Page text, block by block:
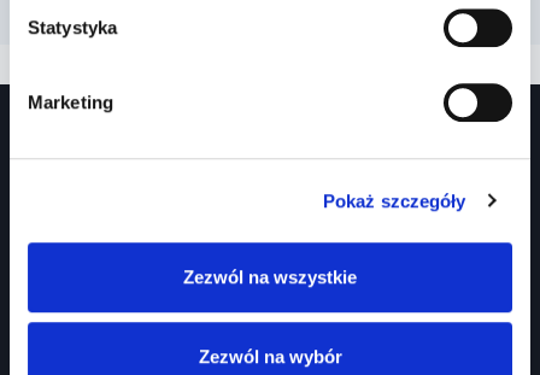
Statystyka
Marketing
Pokaż szczegóły
Zezwól na wszystkie
Zezwól na wybór
Kurs Teorii Prawo Jazdy przez Internet?